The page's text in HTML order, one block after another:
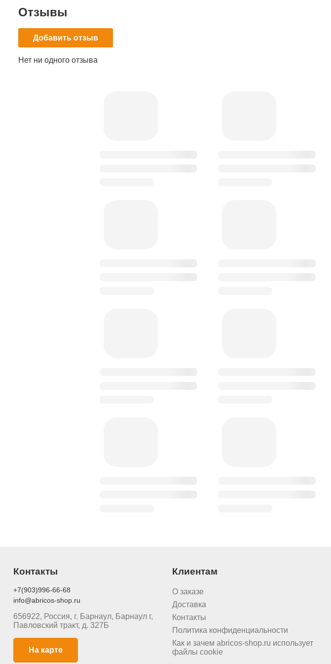
Отзывы
Добавить отзыв
Нет ни одного отзыва
Контакты
+7(903)996-66-68
info@abricos-shop.ru
656922, Россия, г. Барнаул, Барнаул г,
Павловский тракт, д. 327Б
На карте
Клиентам
О заказе
Доставка
Контакты
Политика конфиденциальности
Как и зачем abricos-shop.ru использует
файлы cookie